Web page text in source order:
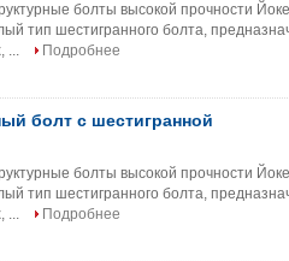
болты высокой прочности
тип шестигранного болта,
...
Подробнее
болт с шестигранной
болты высокой прочности
тип шестигранного болта,
...
Подробнее